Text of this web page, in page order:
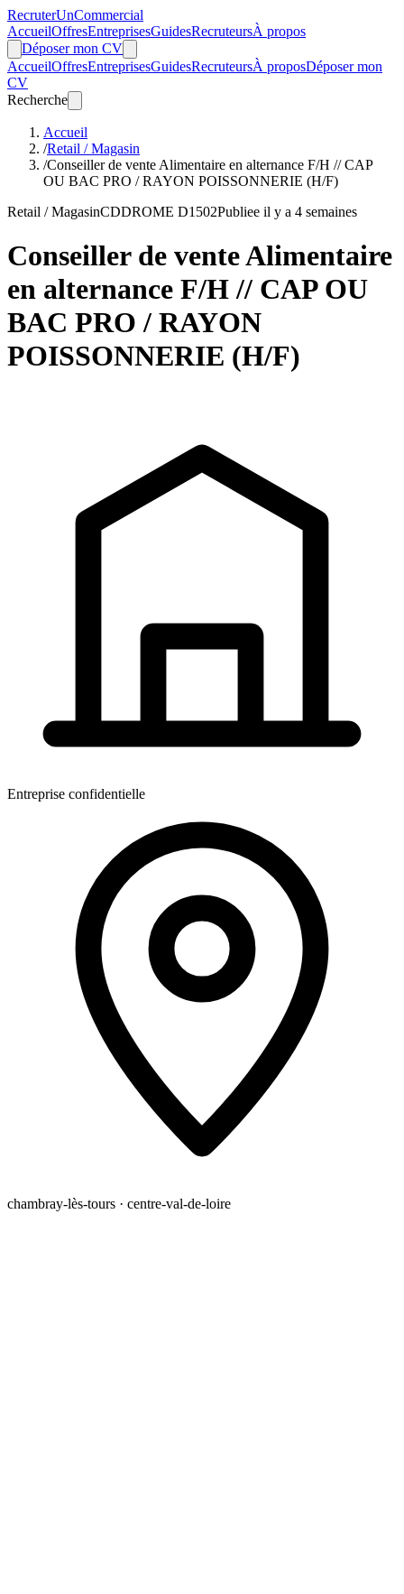
RecruterUnCommercial
AccueilOffresEntreprisesGuidesRecruteursÀ propos
Déposer mon CV
AccueilOffresEntreprisesGuidesRecruteursÀ proposDéposer mon
CV
Recherche
Accueil
/Retail / Magasin
/Conseiller de vente Alimentaire en alternance F/H // CAP
OU BAC PRO / RAYON POISSONNERIE (H/F)
Retail / MagasinCDDROME D1502Publiee il y a 4 semaines
Conseiller de vente Alimentaire
en alternance F/H // CAP OU
BAC PRO / RAYON
POISSONNERIE (H/F)
Entreprise confidentielle
chambray-lès-tours · centre-val-de-loire